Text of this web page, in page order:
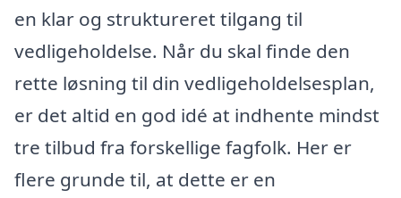
en klar og struktureret tilgang til
vedligeholdelse. Når du skal finde den
rette løsning til din vedligeholdelsesplan,
er det altid en god idé at indhente mindst
tre tilbud fra forskellige fagfolk. Her er
flere grunde til, at dette er en